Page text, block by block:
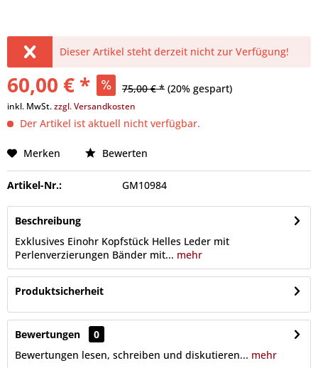
Dieser Artikel steht derzeit nicht zur Verfügung!
60,00 € * 75,00 € * (20% gespart)
inkl. MwSt.zzgl. Versandkosten
Der Artikel ist aktuell nicht verfügbar.
Merken Bewerten
Artikel-Nr.: GM10984
Beschreibung
Exklusives Einohr Kopfstück Helles Leder mit
Perlenverzierungen Bänder mit... mehr
Produktsicherheit
Bewertungen
0
Bewertungen lesen, schreiben und diskutieren... mehr